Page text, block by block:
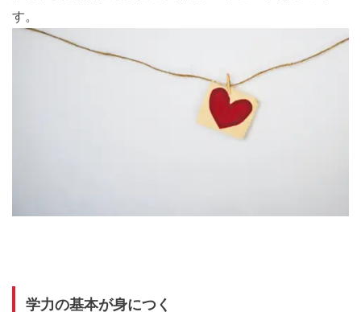
す。
学力の基本が身につく